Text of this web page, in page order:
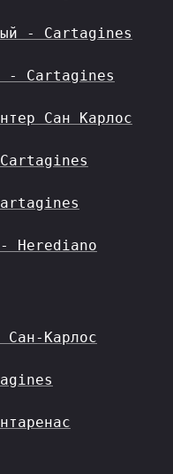
- Cartagines
- Cartagines
Сан Карлос
Herediano
Карлос